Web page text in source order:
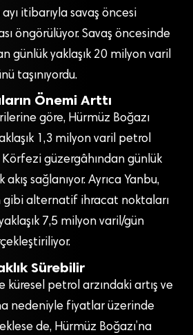
itibarıyla savaş öncesi
öngörülüyor. Savaş öncesinde
günlük yaklaşık 20 milyon varil
taşınıyordu.
Önemi Arttı
göre, Hürmüz Boğazı
1,3 milyon varil petrol
Körfezi güzergâhından günlük
sağlanıyor. Ayrıca Yanbu,
gibi alternatif ihracat noktaları
7,5 milyon varil/gün
Sürebilir
küresel petrol arzındaki artış ve
nedeniyle fiyatlar üzerinde
de, Hürmüz Boğazı’na